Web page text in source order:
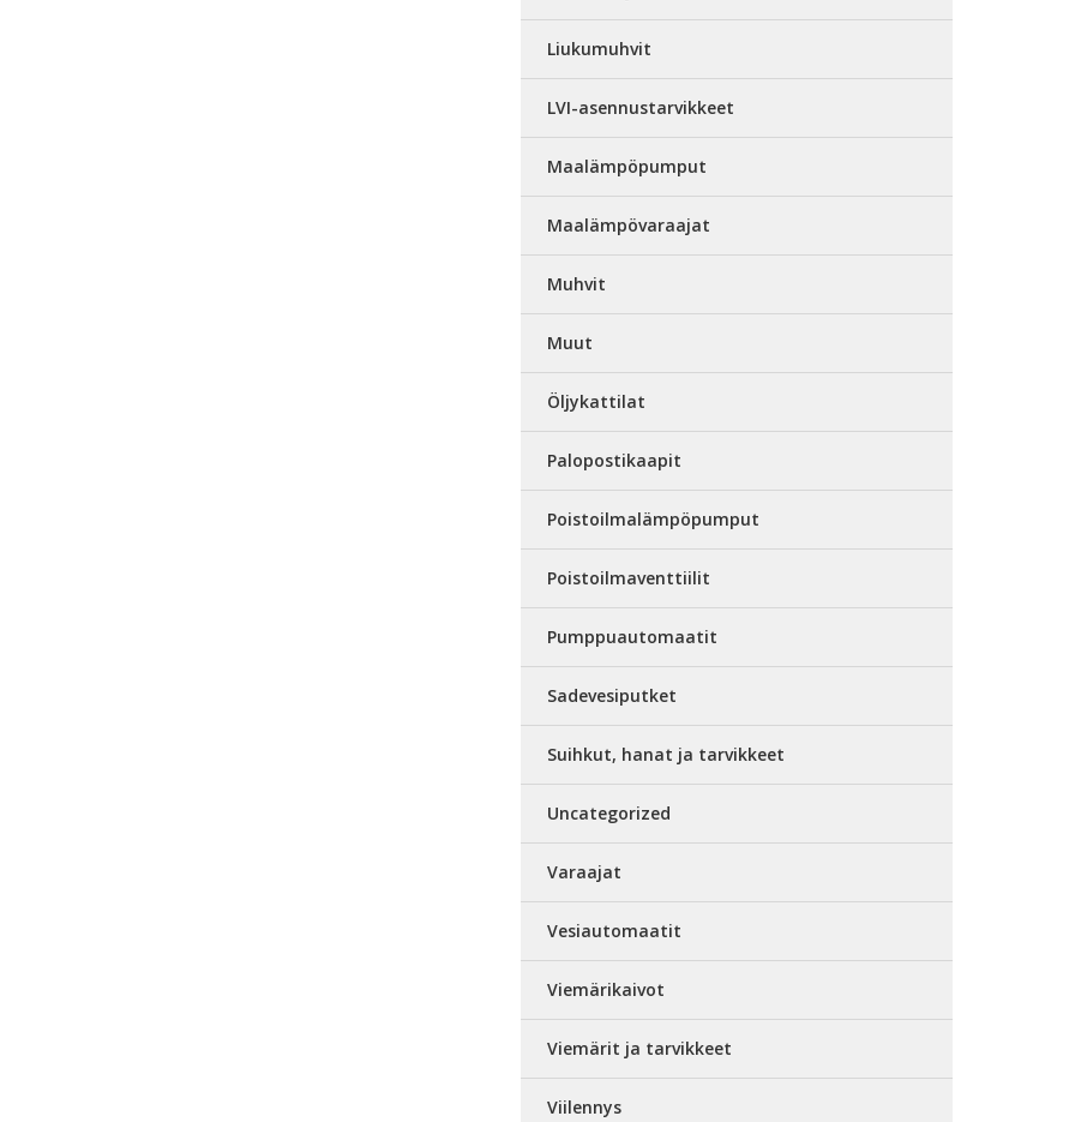
Liukumuhvit
LVI-asennustarvikkeet
Maalämpöpumput
Maalämpövaraajat
Muhvit
Muut
Öljykattilat
Palopostikaapit
Poistoilmalämpöpumput
Poistoilmaventtiilit
Pumppuautomaatit
Sadevesiputket
Suihkut, hanat ja tarvikkeet
Uncategorized
Varaajat
Vesiautomaatit
Viemärikaivot
Viemärit ja tarvikkeet
Viilennys